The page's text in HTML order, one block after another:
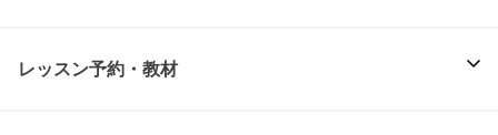
レッスン予約・教材